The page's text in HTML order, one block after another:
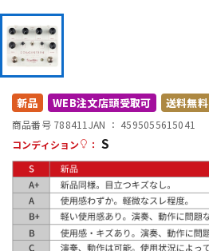
配信/ライブ機器
新品 WEB注文店頭受取可 送料無料
商品番号 788411 JAN ： 4595055615041
コンディション
： S